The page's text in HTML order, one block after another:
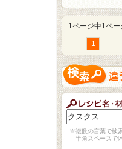
1ページ中1ペ
1
※複数の言葉で検
半角スペースで